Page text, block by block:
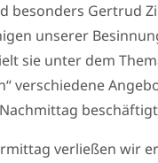
besonders Gertrud
unserer
sie unter dem
verschiedene
verließen wir